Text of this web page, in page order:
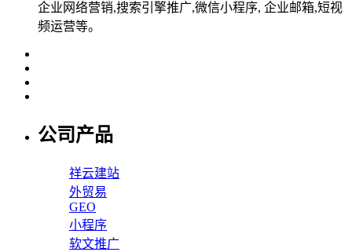
企业网络营销,搜索引擎推广,微信小程序, 企业邮箱,短视
频运营等。
公司产品
祥云建站
外贸易
GEO
小程序
软文推广